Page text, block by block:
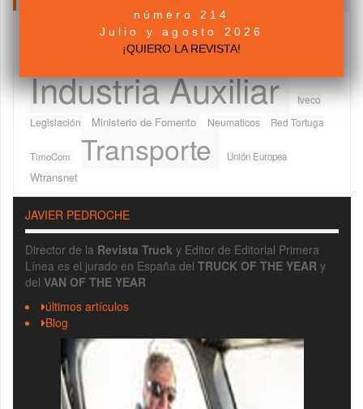
Abertis Autopistas Asociaciones Camiones
DGT Fabricantes
Industria Auxiliar Iveco
Legislación
Ministerio de Fomento Neumaticos Red Tortuga
TimoCom Transporte Unión Europea
Wtransnet
JAVIER PEDROCHE
Director de la Revista Truck y Editor de Editorial Primera
Línea es el jurado en España del TRUCK OF THE YEAR y
del VAN OF THE YEAR
últimos artículos
Blog
número 214
Julio y agosto 2026
¡QUIERO LA REVISTA!